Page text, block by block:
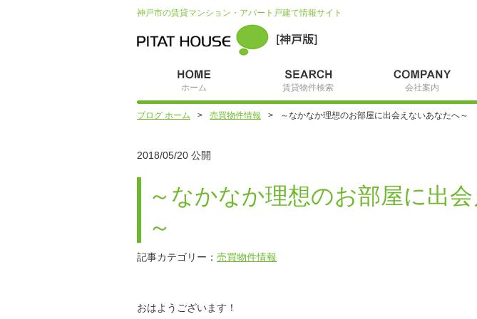
神戸市の賃貸マンション・アパート戸建て情報サイト
ホーム 賃貸物件検索 会社案内
ブログ ホーム 売買物件情報 ～なかなか理想のお部屋に出会えないあなたへ～
2018/05/20 公開
～なかなか理想のお部屋に出
～
記事カテゴリー： 売買物件情報
おはようございます！